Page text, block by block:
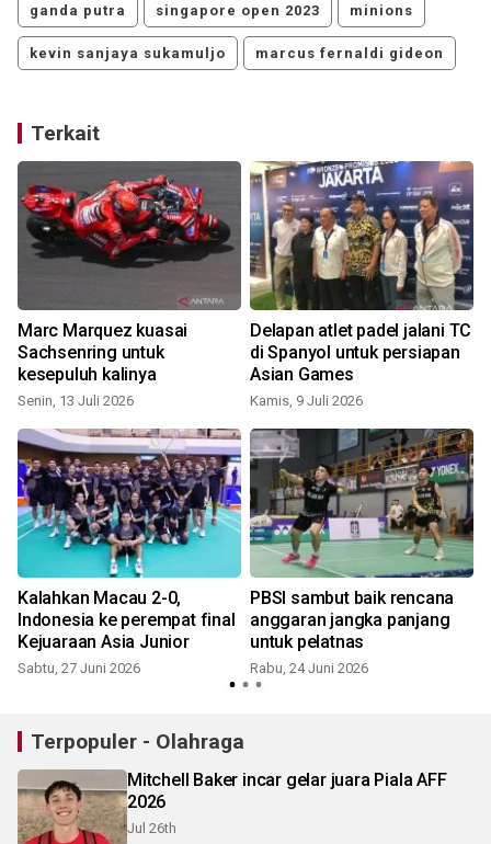
ganda putra singapore open 2023 minions
kevin sanjaya sukamuljo marcus fernaldi gideon
Terkait
Marc Marquez kuasai
Sachsenring untuk
kesepuluh kalinya
Senin, 13 Juli 2026
Delapan atlet padel jalani TC
di Spanyol untuk persiapan
Asian Games
Kamis, 9 Juli 2026
Kalahkan Macau 2-0,
Indonesia ke perempat final
Kejuaraan Asia Junior
Sabtu, 27 Juni 2026
PBSI sambut baik rencana
anggaran jangka panjang
untuk pelatnas
Rabu, 24 Juni 2026
Terpopuler - Olahraga
Mitchell Baker incar gelar juara Piala AFF
2026
Jul 26th